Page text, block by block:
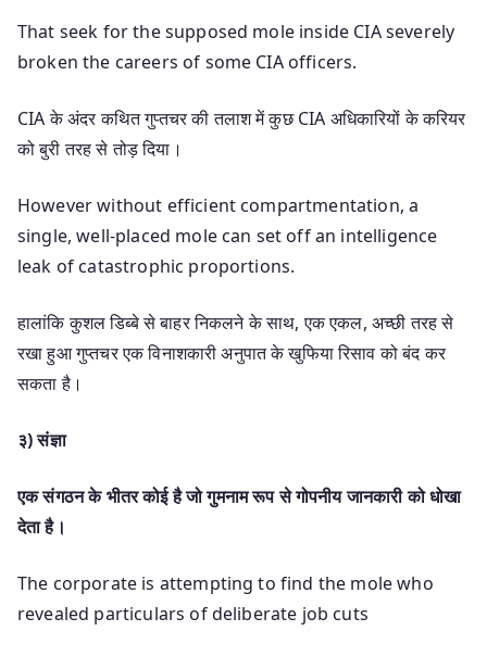
That seek for the supposed mole inside CIA severely
broken the careers of some CIA officers.
CIA के अंदर कथित गुप्तचर की तलाश में कुछ CIA अधिकारियों के करियर
को बुरी तरह से तोड़ दिया।
However without efficient compartmentation, a
single, well-placed mole can set off an intelligence
leak of catastrophic proportions.
हालांकि कुशल डिब्बे से बाहर निकलने के साथ, एक एकल, अच्छी तरह से
रखा हुआ गुप्तचर एक विनाशकारी अनुपात के खुफिया रिसाव को बंद कर
सकता है।
३) संज्ञा
एक संगठन के भीतर कोई है जो गुमनाम रूप से गोपनीय जानकारी को धोखा
देता है।
The corporate is attempting to find the mole who
revealed particulars of deliberate job cuts